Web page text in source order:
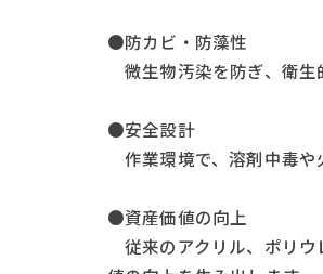
●防カビ・防藻性
微生物汚染を防ぎ、衛生
●安全設計
作業環境で、溶剤中毒や
●資産価値の向上
従来のアクリル、ポリウ